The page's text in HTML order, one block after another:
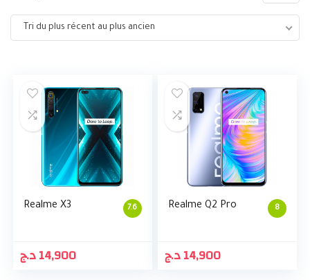
Tri du plus récent au plus ancien
7.6
Realme X3
14,900د.ج
8
Realme Q2 Pro
14,900د.ج